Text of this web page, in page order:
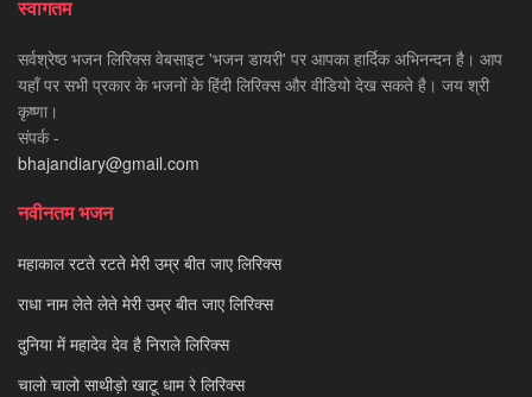
स्वागतम
सर्वश्रेष्ठ भजन लिरिक्स वेबसाइट 'भजन डायरी' पर आपका हार्दिक अभिनन्दन है। आप
यहाँ पर सभी प्रकार के भजनों के हिंदी लिरिक्स और वीडियो देख सकते है। जय श्री
कृष्णा।
संपर्क -
bhajandiary@gmail.com
नवीनतम भजन
महाकाल रटते रटते मेरी उम्र बीत जाए लिरिक्स
राधा नाम लेते लेते मेरी उम्र बीत जाए लिरिक्स
दुनिया में महादेव देव है निराले लिरिक्स
चालो चालो साथीड़ो खाटू धाम रे लिरिक्स